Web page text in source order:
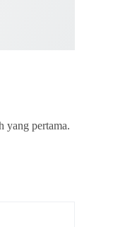
yang pertama.